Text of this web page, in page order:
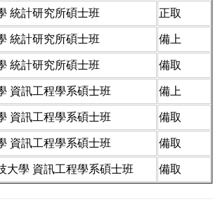
統計研究所碩士班 正取
統計研究所碩士班 備上
統計研究所碩士班 備取
資訊工程學系碩士班 備上
資訊工程學系碩士班 備取
資訊工程學系碩士班 備取
大學 資訊工程學系碩士班 備取